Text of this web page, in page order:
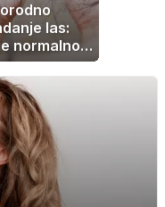
las:
normalno
si